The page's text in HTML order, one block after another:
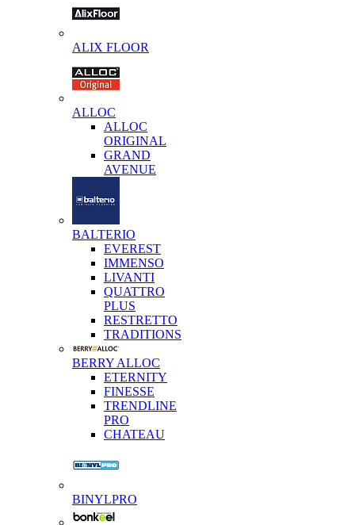
ALIX FLOOR
ALLOC
ALLOC
ORIGINAL
GRAND
AVENUE
BALTERIO
EVEREST
IMMENSO
LIVANTI
QUATTRO
PLUS
RESTRETTO
TRADITIONS
BERRY ALLOC
ETERNITY
FINESSE
TRENDLINE
PRO
CHATEAU
BINYLPRO